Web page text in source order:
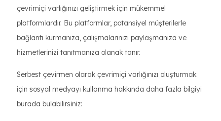
çevrimiçi varlığınızı geliştirmek için mükemmel
platformlardır. Bu platformlar, potansiyel müşterilerle
bağlantı kurmanıza, çalışmalarınızı paylaşmanıza ve
hizmetlerinizi tanıtmanıza olanak tanır.
Serbest çevirmen olarak çevrimiçi varlığınızı oluşturmak
için sosyal medyayı kullanma hakkında daha fazla bilgiyi
burada bulabilirsiniz: